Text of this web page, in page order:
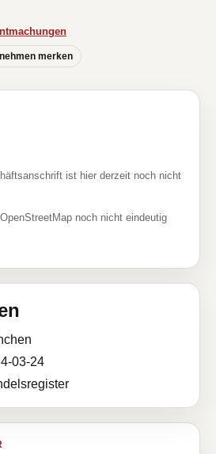
merken
ist hier derzeit noch nicht
noch nicht eindeutig
03-24